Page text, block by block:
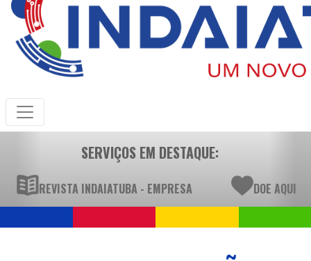
SERVIÇOS EM DESTAQUE:
REVISTA INDAIATUBA - EMPRESA DOE AQUI